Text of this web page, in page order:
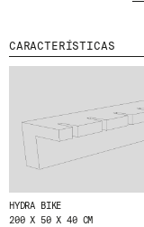
CARACTERÍSTICAS
HYDRA BIKE
200 X 50 X 40 CM
MENU
PRODUCTOS
PROYECTOS
DISEÑADORES
STORIES
CONTACTO